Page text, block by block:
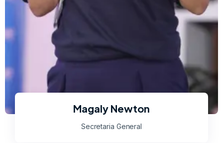
Magaly Newton
Secretaria General